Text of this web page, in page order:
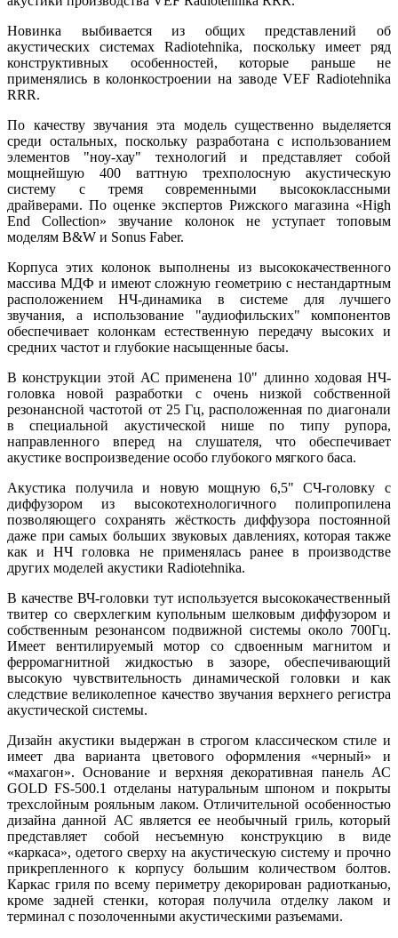
Новинка выбивается из общих представлений об
акустических системах Radiotehnika, поскольку имеет ряд
конструктивных особенностей, которые раньше не
применялись в колонкостроении на заводе VEF Radiotehnika
RRR.
По качеству звучания эта модель существенно выделяется
среди остальных, поскольку разработана с использованием
элементов "ноу-хау" технологий и представляет собой
мощнейшую 400 ваттную трехполосную акустическую
систему с тремя современными высококлассными
драйверами. По оценке экспертов Рижского магазина «High
End Collection» звучание колонок не уступает топовым
моделям B&W и Sonus Faber.
Корпуса этих колонок выполнены из высококачественного
массива МДФ и имеют сложную геометрию с нестандартным
расположением НЧ-динамика в системе для лучшего
звучания, а использование "аудиофильских" компонентов
обеспечивает колонкам естественную передачу высоких и
средних частот и глубокие насыщенные басы.
В конструкции этой АС применена 10" длинно ходовая НЧ-
головка новой разработки с очень низкой собственной
резонансной частотой от 25 Гц, расположенная по диагонали
в специальной акустической нише по типу рупора,
направленного вперед на слушателя, что обеспечивает
акустике воспроизведение особо глубокого мягкого баса.
Акустика получила и новую мощную 6,5" СЧ-головку с
диффузором из высокотехнологичного полипропилена
позволяющего сохранять жёсткость диффузора постоянной
даже при самых больших звуковых давлениях, которая также
как и НЧ головка не применялась ранее в производстве
других моделей акустики Radiotehnika.
В качестве ВЧ-головки тут используется высококачественный
твитер со сверхлегким купольным шелковым диффузором и
собственным резонансом подвижной системы около 700Гц.
Имеет вентилируемый мотор со сдвоенным магнитом и
ферромагнитной жидкостью в зазоре, обеспечивающий
высокую чувствительность динамической головки и как
следствие великолепное качество звучания верхнего регистра
акустической системы.
Дизайн акустики выдержан в строгом классическом стиле и
имеет два варианта цветового оформления «черный» и
«махагон». Основание и верхняя декоративная панель АС
GOLD FS-500.1 отделаны натуральным шпоном и покрыты
трехслойным рояльным лаком. Отличительной особенностью
дизайна данной АС является ее необычный гриль, который
представляет собой несъемную конструкцию в виде
«каркаса», одетого сверху на акустическую систему и прочно
прикрепленного к корпусу большим количеством болтов.
Каркас гриля по всему периметру декорирован радиотканью,
кроме задней стенки, которая получила отделку лаком и
терминал с позолоченными акустическими разъемами.